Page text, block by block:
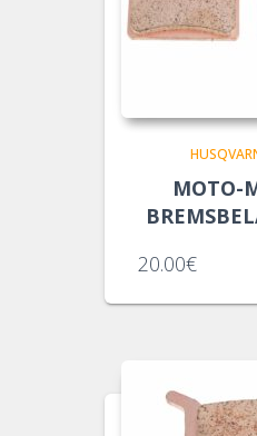
MOTO-
20.00€